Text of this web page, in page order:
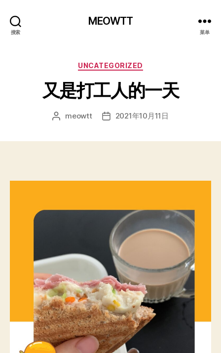
搜索
MEOWTT
菜单
分
UNCATEGORIZED
又是打工人的一天
文 meowtt
发 2021年10月11日